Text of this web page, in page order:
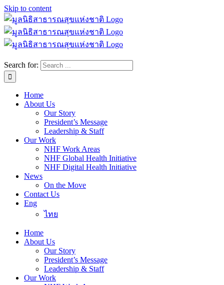
Skip to content
Search for:
Home
About Us
Our Story
President’s Message
Leadership & Staff
Our Work
NHF Work Areas
NHF Global Health Initiative
NHF Digital Health Initiative
News
On the Move
Contact Us
Eng
ไทย
Home
About Us
Our Story
President’s Message
Leadership & Staff
Our Work